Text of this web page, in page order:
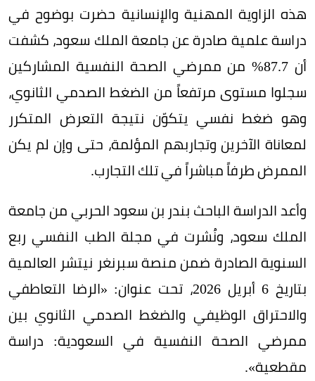
هذه الزاوية المهنية والإنسانية حضرت بوضوح في
دراسة علمية صادرة عن جامعة الملك سعود، كشفت
أن 87.7% من ممرضي الصحة النفسية المشاركين
سجلوا مستوى مرتفعاً من الضغط الصدمي الثانوي،
وهو ضغط نفسي يتكوّن نتيجة التعرض المتكرر
لمعاناة الآخرين وتجاربهم المؤلمة، حتى وإن لم يكن
الممرض طرفاً مباشراً في تلك التجارب.
وأعد الدراسة الباحث بندر بن سعود الحربي من جامعة
الملك سعود، ونُشرت في مجلة الطب النفسي ربع
السنوية الصادرة ضمن منصة سبرنغر نيتشر العالمية
بتاريخ 6 أبريل 2026، تحت عنوان: «الرضا التعاطفي
والاحتراق الوظيفي والضغط الصدمي الثانوي بين
ممرضي الصحة النفسية في السعودية: دراسة
مقطعية».